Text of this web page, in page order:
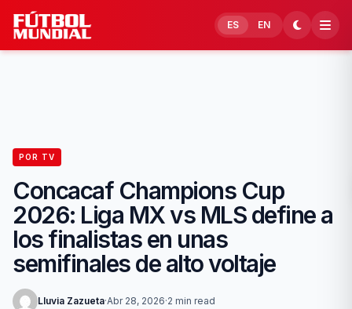
Skip to content
ES EN
POR TV
Concacaf Champions Cup
2026: Liga MX vs MLS define a
los finalistas en unas
semifinales de alto voltaje
Lluvia Zazueta·Abr 28, 2026·2 min read